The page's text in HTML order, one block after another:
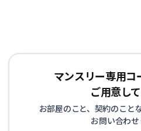
マンスリー専用コ
ご用意し
お部屋のこと、契約のこと
お問い合わ